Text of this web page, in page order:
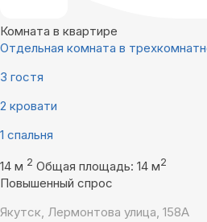
Комната в квартире
Отдельная комната в
3 гостя
2 кровати
1 спальня
14 м 2 Общая площадь: 14 м2
Повышенный спрос
Якутск, Лермонтова улица, 158А